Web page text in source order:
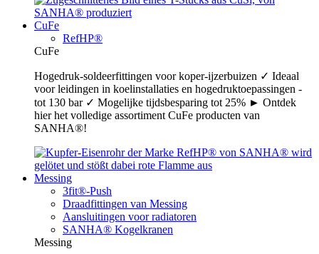
CuFe
RefHP®
CuFe
Hogedruk-soldeerfittingen voor koper-ijzerbuizen ✓ Ideaal
voor leidingen in koelinstallaties en hogedruktoepassingen -
tot 130 bar ✓ Mogelijke tijdsbesparing tot 25% ► Ontdek
hier het volledige assortiment CuFe producten van
SANHA®!
Messing
3fit®-Push
Draadfittingen van Messing
Aansluitingen voor radiatoren
SANHA® Kogelkranen
Messing